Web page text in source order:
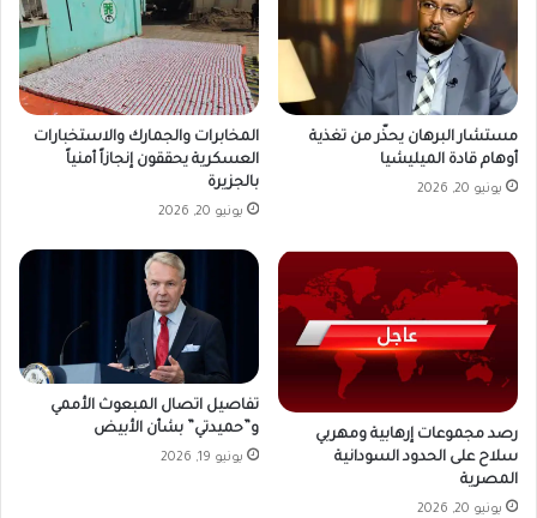
مستشار البرهان يحذّر من تغذية
أوهام قادة الميليشيا
يونيو 20, 2026
المخابرات والجمارك والاستخبارات
العسكرية يحققون إنجازاً أمنياً
بالجزيرة
يونيو 20, 2026
رصد مجموعات إرهابية ومهربي
سلاح على الحدود السودانية
المصرية
يونيو 20, 2026
تفاصيل اتصال المبعوث الأممي
و”حميدتي” بشأن الأبيض
يونيو 19, 2026